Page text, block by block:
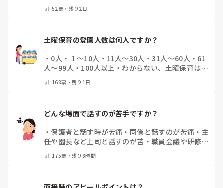
の他(コメントで教えて下さい)
52票・ 残り2日
土曜保育の登園人数は何人ですか？
・ 0人 ・ １～10人 ・ 11人～30人 ・31人～60人 ・ 61
人～99人 ・ 100人以上 ・ わからない、土曜保育はな
168票・残り1日
どんな場面で話すのが苦手ですか？
・保護者と話す時が苦痛 ・ 同僚と話すのが苦痛 ・ 主
任や園長など上司と話すのが苦 ・ 職員会議や研修場
他(コメントで教えてください)
175票・残り8時間